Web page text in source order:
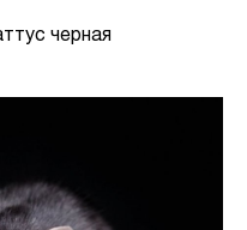
черная